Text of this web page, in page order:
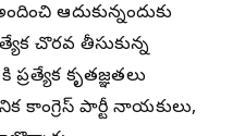
ఆదుకున్నందుకు
చొరవ తీసుకున్న
కృతజ్ఞతలు
కాంగ్రెస్ పార్టీ నాయకులు,